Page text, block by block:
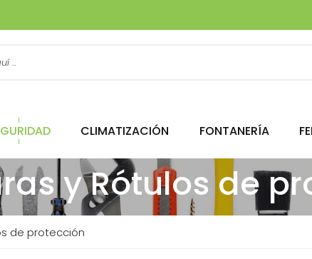
CLIMATIZACIÓN FONTANERÍA
y Rótulos de
de protección